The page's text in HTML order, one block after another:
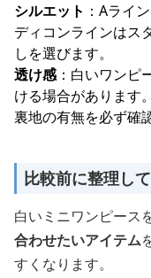
シルエット ：Aライ
ディコンラインはス
しを選びます。
透け感：白いワンピ
ける場合があります。
裏地の有無を必ず確
比較前に整理し
白いミニワンピース
合わせたいアイテム
すくなります。